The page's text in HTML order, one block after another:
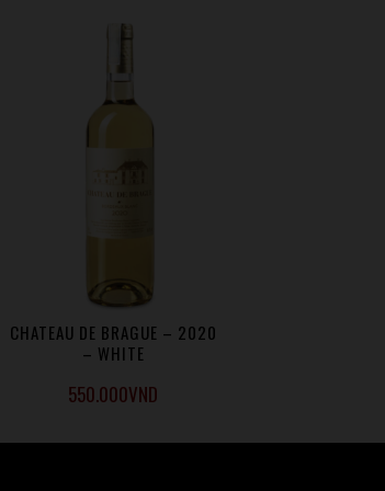
CHATEAU DE BRAGUE – 2020
– WHITE
550.000VND